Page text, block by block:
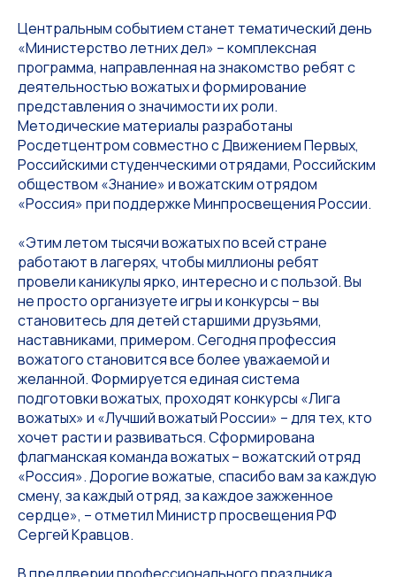
Центральным событием станет тематический день
«Министерство летних дел» – комплексная
программа, направленная на знакомство ребят с
деятельностью вожатых и формирование
представления о значимости их роли.
Методические материалы разработаны
Росдетцентром совместно с Движением Первых,
Российскими студенческими отрядами, Российским
обществом «Знание» и вожатским отрядом
«Россия» при поддержке Минпросвещения России.
«Этим летом тысячи вожатых по всей стране
работают в лагерях, чтобы миллионы ребят
провели каникулы ярко, интересно и с пользой. Вы
не просто организуете игры и конкурсы – вы
становитесь для детей старшими друзьями,
наставниками, примером. Сегодня профессия
вожатого становится все более уважаемой и
желанной. Формируется единая система
подготовки вожатых, проходят конкурсы «Лига
вожатых» и «Лучший вожатый России» – для тех, кто
хочет расти и развиваться. Сформирована
флагманская команда вожатых – вожатский отряд
«Россия». Дорогие вожатые, спасибо вам за каждую
смену, за каждый отряд, за каждое зажженное
сердце», – отметил Министр просвещения РФ
Сергей Кравцов.